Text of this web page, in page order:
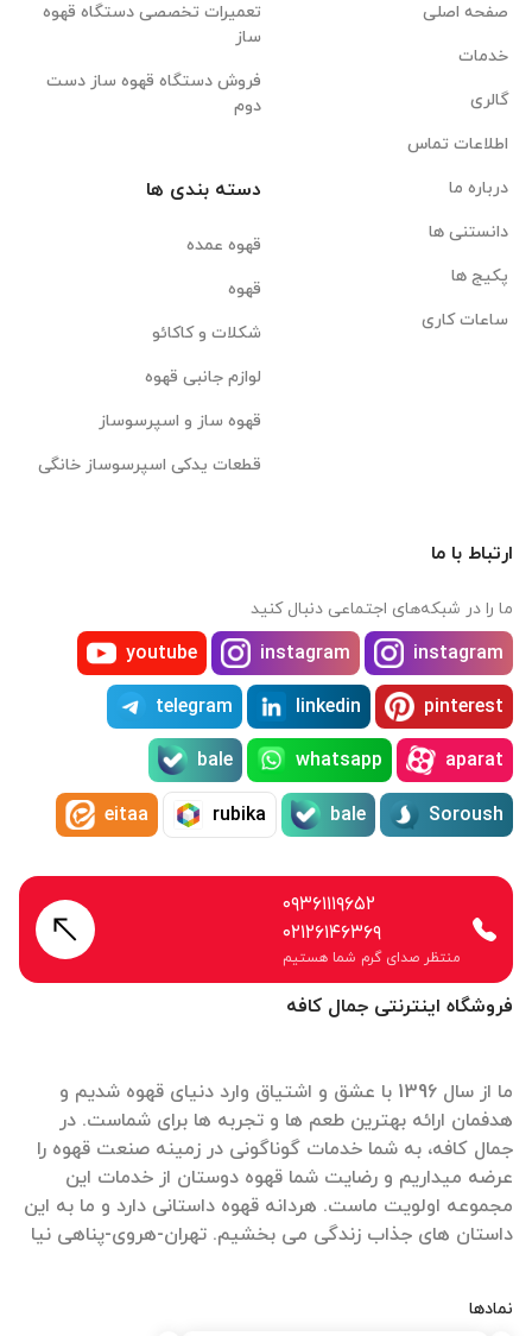
فروشگاه اینترنتی جمال کافه
ما از سال 1396 با عشق و اشتیاق وارد دنیای قهوه شدیم و
هدفمان ارائه بهترین طعم ها و تجربه ها برای شماست. در
جمال کافه، به شما خدمات گوناگونی در زمینه صنعت قهوه را
عرضه میداریم و رضایت شما قهوه دوستان از خدمات این
مجموعه اولویت ماست. هردانه قهوه داستانی دارد و ما به این
داستان های جذاب زندگی می بخشیم. تهران-هروی-پناهی نیا
نمادها
صفحه اصلی
خدمات
گالری
اطلاعات تماس
درباره ما
دانستنی ها
پکیج ها
ساعات کاری
تعمیرات تخصصی دستگاه قهوه
ساز
فروش دستگاه قهوه ساز دست
دوم
دسته بندی ها
قهوه عمده
قهوه
شکلات و کاکائو
لوازم جانبی قهوه
قهوه ساز و اسپرسوساز
قطعات یدکی اسپرسوساز خانگی
ارتباط با ما
ما را در شبکه‌های اجتماعی دنبال کنید
instagram
instagram
youtube
pinterest
linkedin
telegram
aparat
whatsapp
bale
Soroush
bale
rubika
eitaa
۰۹۳۶۱۱۱۹۶۵۲
۰۲۱۲۶۱۴۶۳۶۹
منتظر صدای گرم شما هستیم